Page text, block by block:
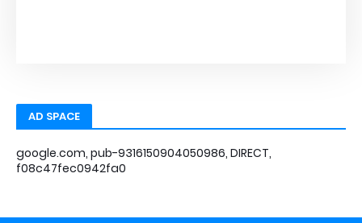
AD SPACE
google.com, pub-9316150904050986, DIRECT,
f08c47fec0942fa0